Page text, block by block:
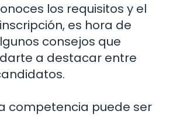
los requisitos y el
es hora de
consejos que
a destacar entre
competencia puede ser